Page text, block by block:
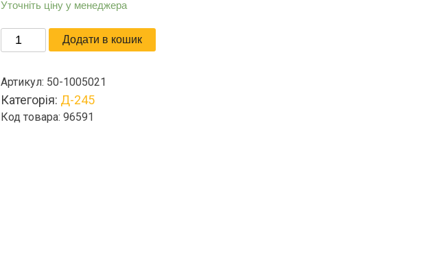
Уточніть ціну у менеджера
Заглушка
кількість
Додати в кошик
Артикул: 50-1005021
Категорія: Д-245
Код товара: 96591